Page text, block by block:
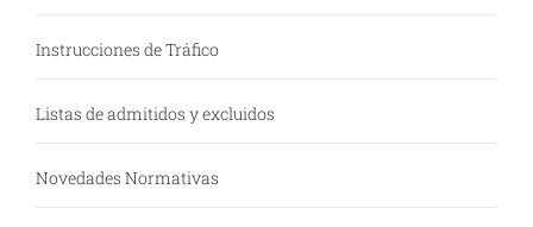
Instrucciones de Tráfico
Listas de admitidos y excluidos
Novedades Normativas